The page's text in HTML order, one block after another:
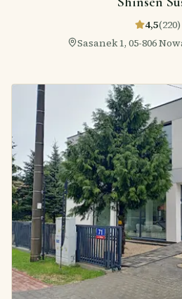
4,5(220)
Sasanek 1, 05-806